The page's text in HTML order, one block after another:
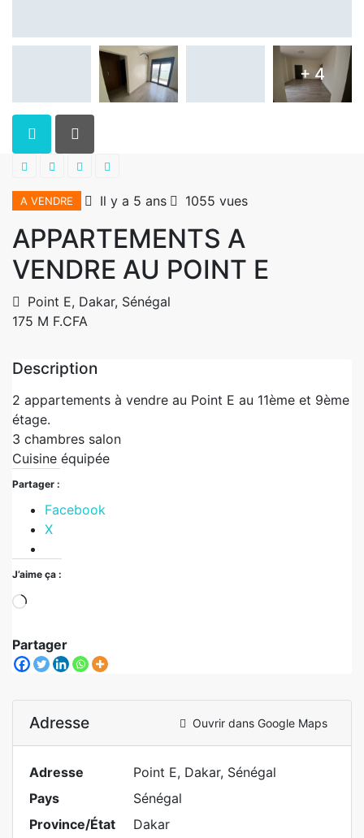
+ 4
A VENDRE Il y a 5 ans 1055 vues
APPARTEMENTS A
VENDRE AU POINT E
Point E, Dakar, Sénégal
175 M F.CFA
Description
2 appartements à vendre au Point E au 11ème et 9ème
étage.
3 chambres salon
Cuisine équipée
Partager :
Facebook
X
J’aime ça :
Partager
Adresse Ouvrir dans Google Maps
Adresse
Point E, Dakar, Sénégal
Pays
Sénégal
Province/État
Dakar